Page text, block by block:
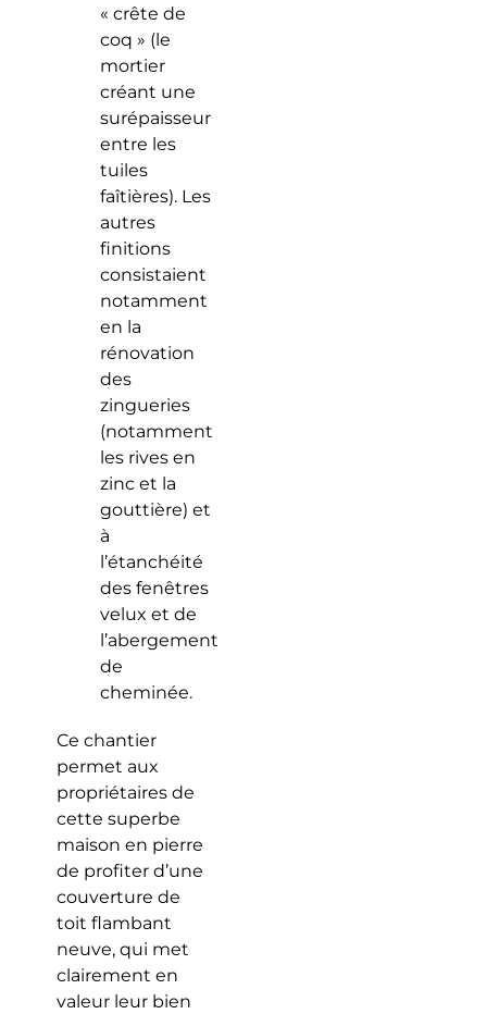
« crête de
coq » (le
mortier
créant une
surépaisseur
entre les
tuiles
faîtières). Les
autres
finitions
consistaient
notamment
en la
rénovation
des
zingueries
(notamment
les rives en
zinc et la
gouttière) et
à
l’étanchéité
des fenêtres
velux et de
l’abergement
de
cheminée.
Ce chantier
permet aux
propriétaires de
cette superbe
maison en pierre
de profiter d’une
couverture de
toit flambant
neuve, qui met
clairement en
valeur leur bien